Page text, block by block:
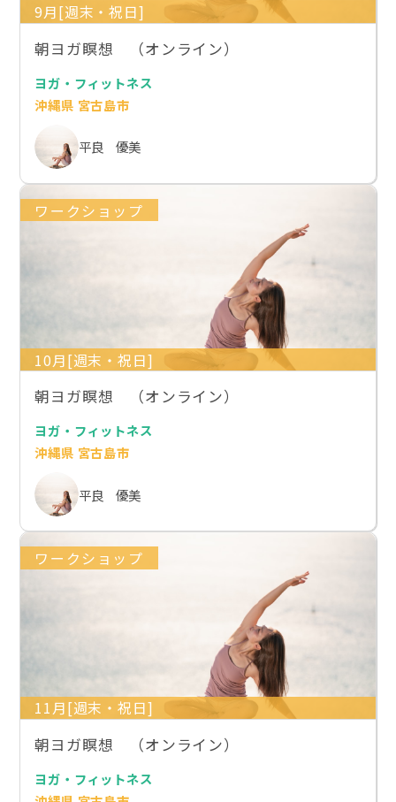
9月[週末・祝日]
朝ヨガ瞑想 （オンライン）
ヨガ・フィットネス
沖縄県 宮古島市
平良 優美
ワークショップ
10月[週末・祝日]
朝ヨガ瞑想 （オンライン）
ヨガ・フィットネス
沖縄県 宮古島市
平良 優美
ワークショップ
11月[週末・祝日]
朝ヨガ瞑想 （オンライン）
ヨガ・フィットネス